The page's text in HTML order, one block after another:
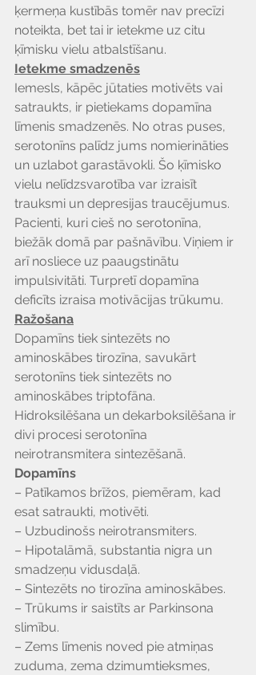
ķermeņa kustībās tomēr nav precīzi
noteikta, bet tai ir ietekme uz citu
ķīmisku vielu atbalstīšanu.
Ietekme smadzenēs
Iemesls, kāpēc jūtaties motivēts vai
satraukts, ir pietiekams dopamīna
līmenis smadzenēs. No otras puses,
serotonīns palīdz jums nomierināties
un uzlabot garastāvokli. Šo ķīmisko
vielu nelīdzsvarotība var izraisīt
trauksmi un depresijas traucējumus.
Pacienti, kuri cieš no serotonīna,
biežāk domā par pašnāvību. Viņiem ir
arī nosliece uz paaugstinātu
impulsivitāti. Turpretī dopamīna
deficīts izraisa motivācijas trūkumu.
Ražošana
Dopamīns tiek sintezēts no
aminoskābes tirozīna, savukārt
serotonīns tiek sintezēts no
aminoskābes triptofāna.
Hidroksilēšana un dekarboksilēšana ir
divi procesi serotonīna
neirotransmitera sintezēšanā.
Dopamīns
– Patīkamos brīžos, piemēram, kad
esat satraukti, motivēti.
– Uzbudinošs neirotransmiters.
– Hipotalāmā, substantia nigra un
smadzeņu vidusdaļā.
– Sintezēts no tirozīna aminoskābes.
– Trūkums ir saistīts ar Parkinsona
slimību.
– Zems līmenis noved pie atmiņas
zuduma, zema dzimumtieksmes,